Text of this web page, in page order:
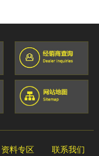
资料专区 联系我们